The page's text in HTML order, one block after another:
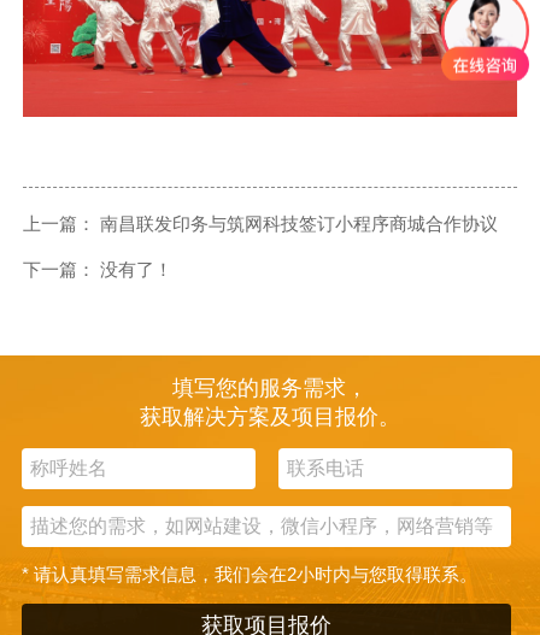
上一篇： 南昌联发印务与筑网科技签订小程序商城合作协议
下一篇： 没有了！
填写您的服务需求，
获取解决方案及项目报价。
* 请认真填写需求信息，我们会在2小时内与您取得联系。